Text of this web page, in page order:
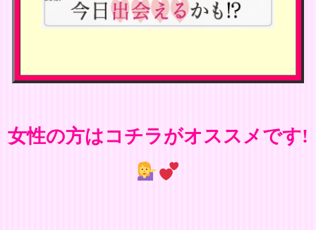
女性の方はコチラがオススメです!